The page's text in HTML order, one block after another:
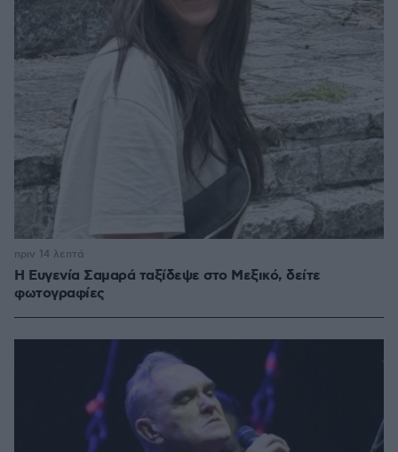
Η Ευγενία Σαμαρά ταξίδεψε στο Μεξικό, δείτε
φωτογραφίες
πριν 14 λεπτά